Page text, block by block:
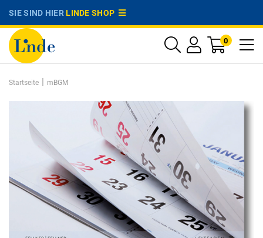
SIE SIND HIERLINDE SHOP
0
Startseite | mBGM